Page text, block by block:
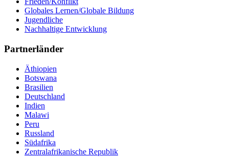
Globales Lernen/Globale Bildung
Jugendliche
Nachhaltige Entwicklung
Partnerländer
Äthiopien
Botswana
Brasilien
Deutschland
Indien
Malawi
Peru
Russland
Südafrika
Zentralafrikanische Republik